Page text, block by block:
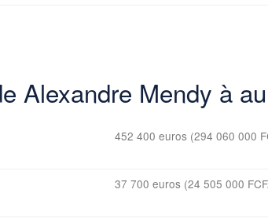
Alexandre Mendy à
452 400 euros (294 060 000
37 700 euros (24 505 000